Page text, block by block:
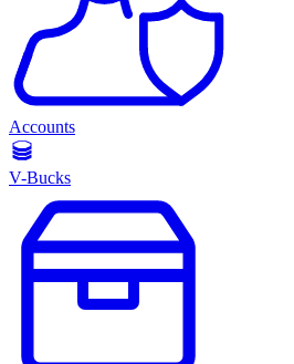
Accounts
V-Bucks